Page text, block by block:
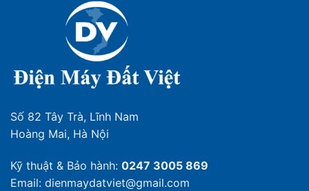
Số 82 Tây Trà, Lĩnh Nam
Hoàng Mai, Hà Nội
Kỹ thuật & Bảo hành: 0247 3005 869
Email: dienmaydatviet@gmail.com